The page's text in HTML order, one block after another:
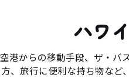
ハワ
空港からの移動手段、ザ・バ
方、旅行に便利な持ち物など